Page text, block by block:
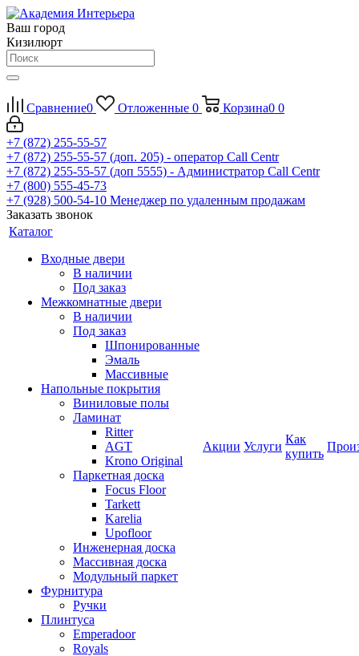
Ваш город
Кизилюрт
Сравнение0 Отложенные 0 Корзина0 0
+7 (872) 255-55-57
+7 (872) 255-55-57 (доп. 205) - оператор Call Centr
+7 (872) 255-55-57 (доп 5555) - Администратор Call Centr
+7 (800) 555-45-73
+7 (928) 500-54-10 Менеджер по удаленным продажам
Заказать звонок
Каталог
Входные двери
В наличии
Под заказ
Межкомнатные двери
В наличии
Под заказ
Шпонированные
Эмаль
Массивные
Напольные покрытия
Виниловые полы
Ламинат
Ritter
AGT
Krono Original
Паркетная доска
Focus Floor
Tarkett
Karelia
Upofloor
Инженерная доска
Массивная доска
Модульный паркет
Фурнитура
Ручки
Плинтуса
Emperadoor
Royals
Акции Услуги
Как
купить